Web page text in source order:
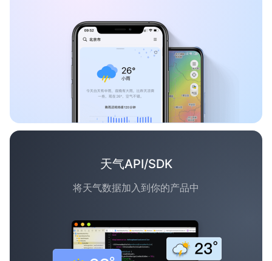
天气API/SDK
将天气数据加入到你的产品中